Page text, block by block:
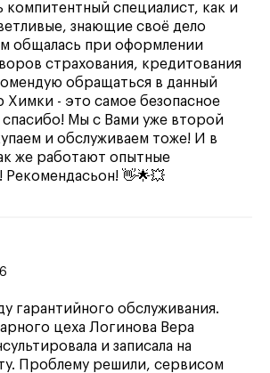
специалист, как и
знающие своё дело
общалась при оформлении
страхования, кредитования
обращаться в данный
- это самое безопасное
Мы с Вами уже второй
и обслуживаем тоже! И в
же работают опытные
Рекомендасьон! 👋🌟💥
гарантийного обслуживания.
цеха Логинова Вера
и записала на
Проблему решили, сервисом